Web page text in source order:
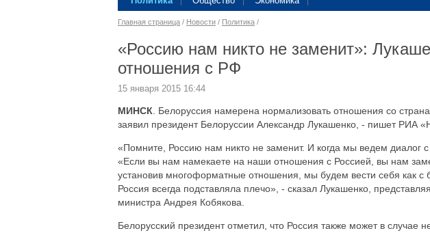
Главная страница / Новости / Политика /
«Россию нам никто не заменит»:
отношения с РФ
15 января 2015 16:44
МИНСК . Белоруссия намерена нормализовать отношения со
заявил президент Белоруссии Александр Лукашенко, - пишет РИА
«Помните, Россию нам никто не заменит. И когда мы ведем
«Если вы нам намекаете на наши отношения с Россией, вы нам
установив многоформатные отношения, мы будем вести себя как с
Россия всегда подставляла плечо», - сказал Лукашенко,
министра Андрея Кобякова.
Белорусский президент отметил, что Россия также может в случае